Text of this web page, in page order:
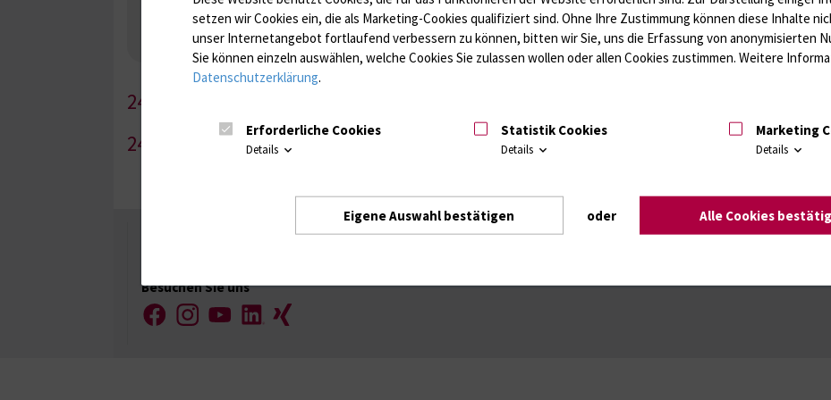
Nebenniere / Niere; Nebenschilddrüse ( Ca-Stoffwechsel / Knochen; Hypophyse / Wachstum; Gestroinaltrakt / Vitamine;
Infektionsserologie
Allergiediagnostik Immunologie
Autoimmundiagnostik
Antibiotika, Zystostatika, Immunsuppressiva, Amaleptika, Bronchospasmolytika, Antiepileptika, Kardiaka, Psychpharmaka
242-1
242-2
Besuchen Sie uns
FacebookInstagramYouTubeLinkedIn
Xing
Intranet Login (für Studenten) Impressum
setzen wir Cookies ein, die als Marketing-Cookies qualifiziert sind. Ohne Ihre Zustimmung können diese Inhalte
unser Internetangebot fortlaufend verbessern zu können, bitten wir Sie, uns die Erfassung von anonymisierten
Sie können einzeln auswählen, welche Cookies Sie zulassen wollen oder allen Cookies zustimmen. Weitere
Datenschutzerklärung.
Erforderliche Cookies
Details
Statistik Cookies
Details
Marketing
Details
Eigene Auswahl bestätigen oder Alle Cookies